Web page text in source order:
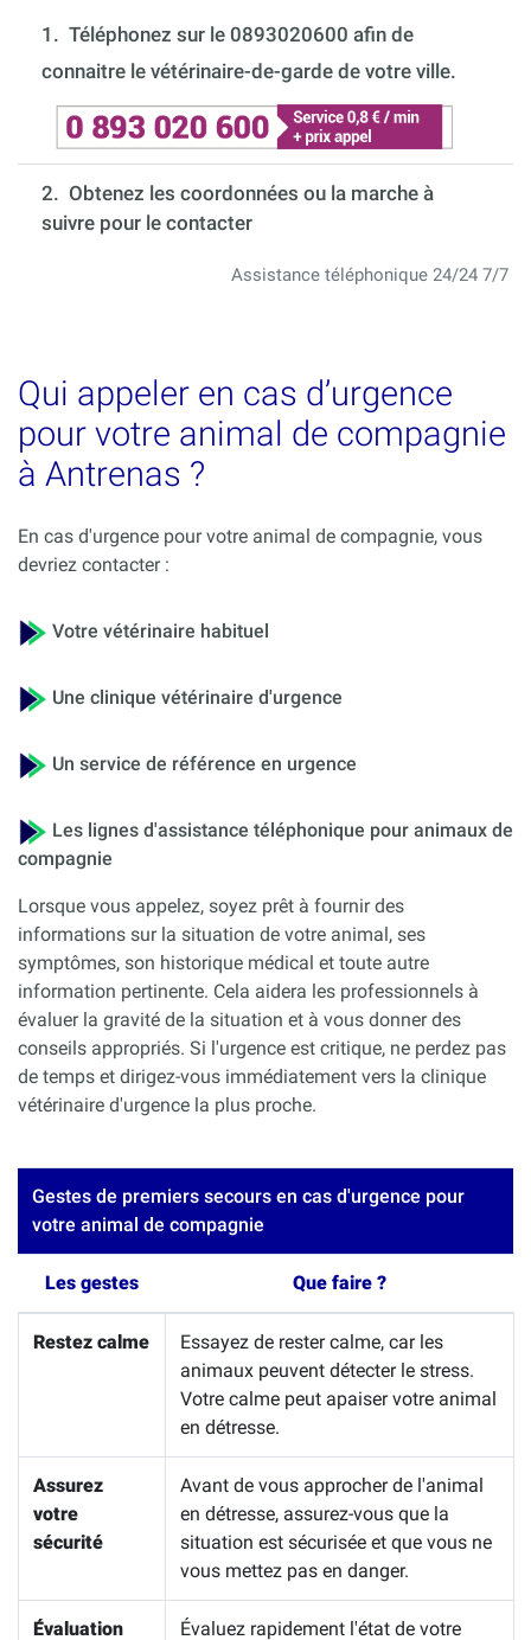
1. Téléphonez sur le 0893020600 afin de
connaitre le vétérinaire-de-garde de votre ville.
2. Obtenez les coordonnées ou la marche à
suivre pour le contacter
Assistance téléphonique 24/24 7/7
Qui appeler en cas d’urgence
pour votre animal de compagnie
à Antrenas ?
En cas d'urgence pour votre animal de compagnie, vous
devriez contacter :
Votre vétérinaire habituel
Une clinique vétérinaire d'urgence
Un service de référence en urgence
Les lignes d'assistance téléphonique pour animaux de
compagnie
Lorsque vous appelez, soyez prêt à fournir des
informations sur la situation de votre animal, ses
symptômes, son historique médical et toute autre
information pertinente. Cela aidera les professionnels à
évaluer la gravité de la situation et à vous donner des
conseils appropriés. Si l'urgence est critique, ne perdez pas
de temps et dirigez-vous immédiatement vers la clinique
vétérinaire d'urgence la plus proche.
Gestes de premiers secours en cas d'urgence pour
votre animal de compagnie
Les gestes Que faire ?
Restez calme
Essayez de rester calme, car les
animaux peuvent détecter le stress.
Votre calme peut apaiser votre animal
en détresse.
Assurez
votre
sécurité
Avant de vous approcher de l'animal
en détresse, assurez-vous que la
situation est sécurisée et que vous ne
vous mettez pas en danger.
Évaluation
Évaluez rapidement l'état de votre